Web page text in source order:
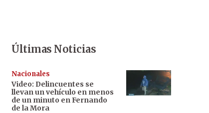
Últimas Noticias
Nacionales
Video: Delincuentes se
llevan un vehículo en menos
de un minuto en Fernando
de la Mora